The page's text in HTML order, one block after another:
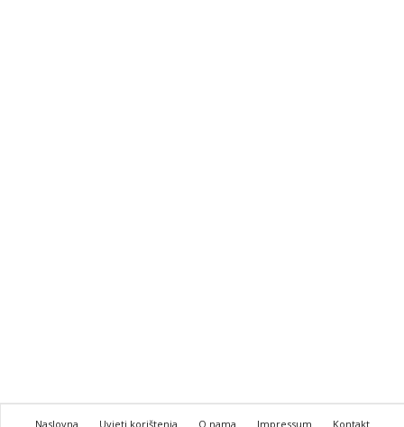
Naslovna Uvjeti korištenja O nama Impressum Kontakt